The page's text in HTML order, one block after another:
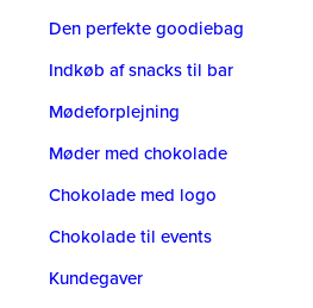
Den perfekte goodiebag
Indkøb af snacks til bar
Mødeforplejning
Møder med chokolade
Chokolade med logo
Chokolade til events
Kundegaver